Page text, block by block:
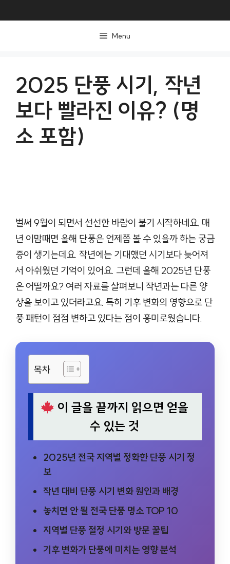
Menu
2025 단풍 시기, 작년
보다 빨라진 이유? (명
소 포함)
벌써 9월이 되면서 선선한 바람이 불기 시작하네요. 매
년 이맘때면 올해 단풍은 언제쯤 볼 수 있을까 하는 궁금
증이 생기는데요. 작년에는 기대했던 시기보다 늦어져
서 아쉬웠던 기억이 있어요. 그런데 올해 2025년 단풍
은 어떨까요? 여러 자료를 살펴보니 작년과는 다른 양
상을 보이고 있더라고요. 특히 기후 변화의 영향으로 단
풍 패턴이 점점 변하고 있다는 점이 흥미로웠습니다.
목차
이 글을 끝까지 읽으면 얻을
수 있는 것
2025년 전국 지역별 정확한 단풍 시기 정
보
작년 대비 단풍 시기 변화 원인과 배경
놓치면 안 될 전국 단풍 명소 TOP 10
지역별 단풍 절정 시기와 방문 꿀팁
기후 변화가 단풍에 미치는 영향 분석